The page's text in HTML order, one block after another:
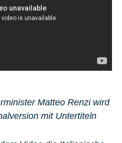
Matteo Renzi wird
mit Untertiteln